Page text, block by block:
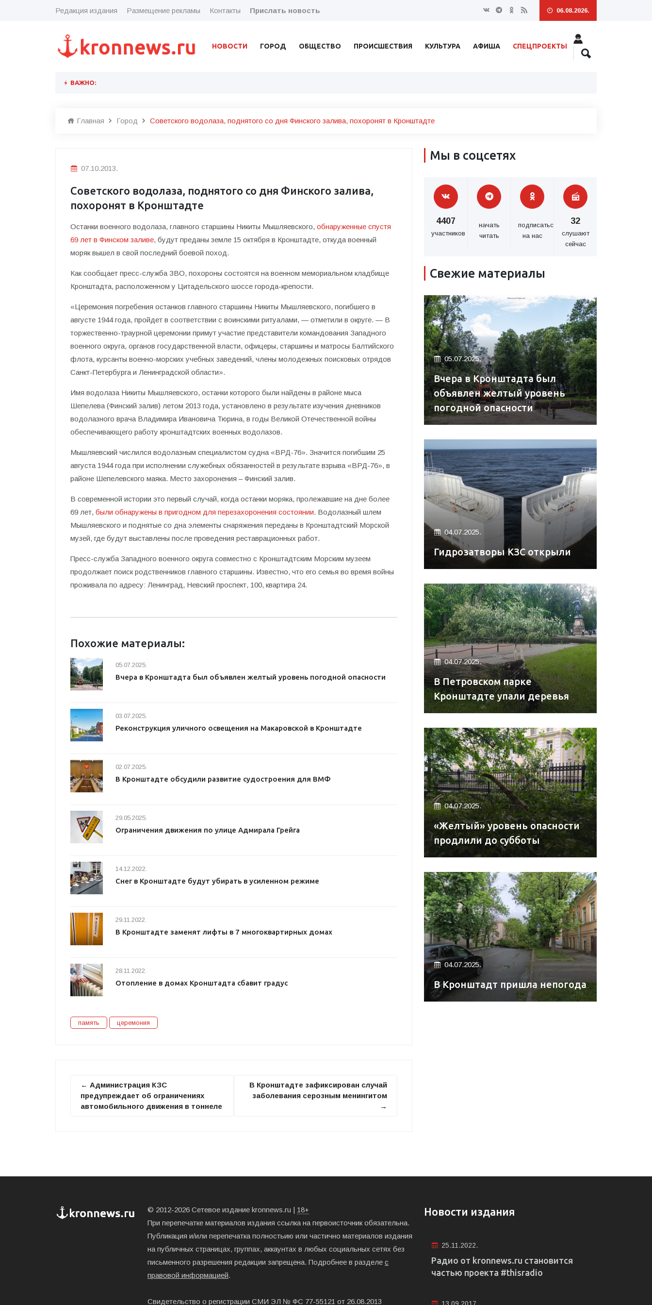
Редакция издания Размещение рекламы Контакты Прислать новость 06.08.2026.
НОВОСТИ ГОРОД ОБЩЕСТВО ПРОИСШЕСТВИЯ КУЛЬТУРА АФИША СПЕЦПРОЕКТЫ
ВАЖНО:
Главная Город Советского водолаза, поднятого со дня Финского залива, похоронят в Кронштадте
07.10.2013.
Советского водолаза, поднятого со дня Финского залива,
похоронят в Кронштадте
Останки военного водолаза, главного старшины Никиты Мышляевского, обнаруженные спустя
69 лет в Финском заливе, будут преданы земле 15 октября в Кронштадте, откуда военный
моряк вышел в свой последний боевой поход.
Как сообщает пресс-служба ЗВО, похороны состоятся на военном мемориальном кладбище
Кронштадта, расположенном у Цитадельского шоссе города-крепости.
«Церемония погребения останков главного старшины Никиты Мышляевского, погибшего в
августе 1944 года, пройдет в соответствии с воинскими ритуалами, — отметили в округе. — В
торжественно-траурной церемонии примут участие представители командования Западного
военного округа, органов государственной власти, офицеры, старшины и матросы Балтийского
флота, курсанты военно-морских учебных заведений, члены молодежных поисковых отрядов
Санкт-Петербурга и Ленинградской области».
Имя водолаза Никиты Мышляевского, останки которого были найдены в районе мыса
Шепелева (Финский залив) летом 2013 года, установлено в результате изучения дневников
водолазного врача Владимира Ивановича Тюрина, в годы Великой Отечественной войны
обеспечивающего работу кронштадтских военных водолазов.
Мышляевский числился водолазным специалистом судна «ВРД-76». Значится погибшим 25
августа 1944 года при исполнении служебных обязанностей в результате взрыва «ВРД-76», в
районе Шепелевского маяка. Место захоронения – Финский залив.
В современной истории это первый случай, когда останки моряка, пролежавшие на дне более
69 лет, были обнаружены в пригодном для перезахоронения состоянии. Водолазный шлем
Мышляевского и поднятые со дна элементы снаряжения переданы в Кронштадтский Морской
музей, где будут выставлены после проведения реставрационных работ.
Пресс-служба Западного военного округа совместно с Кронштадтским Морским музеем
продолжает поиск родственников главного старшины. Известно, что его семья во время войны
проживала по адресу: Ленинград, Невский проспект, 100, квартира 24.
Похожие материалы:
05.07.2025.
Вчера в Кронштадта был объявлен желтый уровень погодной опасности
03.07.2025.
Реконструкция уличного освещения на Макаровской в Кронштадте
02.07.2025.
В Кронштадте обсудили развитие судостроения для ВМФ
29.05.2025.
Ограничения движения по улице Адмирала Грейга
14.12.2022.
Снег в Кронштадте будут убирать в усиленном режиме
29.11.2022.
В Кронштадте заменят лифты в 7 многоквартирных домах
28.11.2022.
Отопление в домах Кронштадта сбавит градус
память церемония
← Администрация КЗС
предупреждает об ограничениях
автомобильного движения в тоннеле
В Кронштадте зафиксирован случай
заболевания серозным менингитом
→
Мы в соцсетях
4407
участников
начать
читать
подписаться
на нас
32
слушают
сейчас
Свежие материалы
05.07.2025.
Вчера в Кронштадта был
объявлен желтый уровень
погодной опасности
04.07.2025.
Гидрозатворы КЗС открыли
04.07.2025.
В Петровском парке
Кронштадте упали деревья
04.07.2025.
«Желтый» уровень опасности
продлили до субботы
04.07.2025.
В Кронштадт пришла непогода
© 2012-2026 Сетевое издание kronnews.ru | 18+
При перепечатке материалов издания ссылка на первоисточник обязательна.
Публикация и/или перепечатка полностьию или частично материалов издания
на публичных страницах, группах, аккаунтах в любых социальных сетях без
письменного разрешения редакции запрещена. Подробнее в разделе с
правовой информацией.
Свидетельство о регистрации СМИ ЭЛ № ФС 77-55121 от 26.08.2013
Новости издания
25.11.2022.
Радио от kronnews.ru становится
частью проекта #thisradio
13.09.2017.